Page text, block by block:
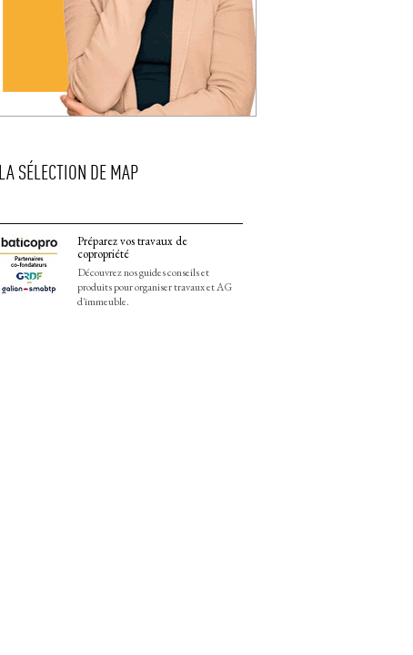
LA SÉLECTION DE MAP
Préparez vos travaux de
copropriété
Découvrez nos guides conseils et
produits pour organiser travaux et AG
d'immeuble.